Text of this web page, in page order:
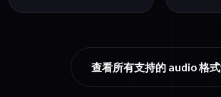
查看所有支持的 audio 格式